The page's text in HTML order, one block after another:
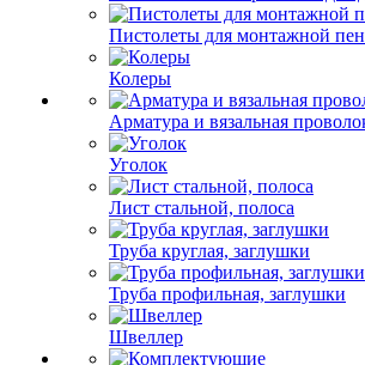
Пистолеты для монтажной
Колеры
Арматура и вязальная
Уголок
Лист стальной, полоса
Труба круглая, заглушки
Труба профильная, заглушки
Швеллер